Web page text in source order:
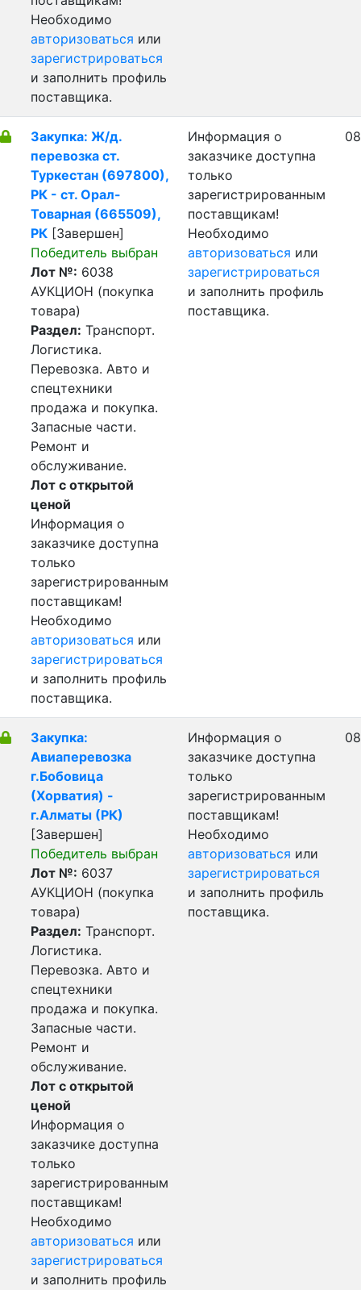
Необходимо
авторизоваться или
зарегистрироваться
и заполнить профиль
поставщика.
Закупка: Ж/д.
перевозка ст.
Туркестан (697800),
РК - ст. Орал-
Товарная (665509),
РК [Завершен]
Победитель выбран
Лот №: 6038
АУКЦИОН (покупка
товара)
Раздел: Транспорт.
Логистика.
Перевозка. Авто и
спецтехники
продажа и покупка.
Запасные части.
Ремонт и
обслуживание.
Лот с открытой
ценой
Информация о
заказчике доступна
только
зарегистрированным
поставщикам!
Необходимо
авторизоваться или
зарегистрироваться
и заполнить профиль
поставщика.
Информация о
заказчике доступна
только
зарегистрированным
поставщикам!
Необходимо
авторизоваться или
зарегистрироваться
и заполнить профиль
поставщика.
Закупка:
Авиаперевозка
г.Бобовица
(Хорватия) -
г.Алматы (РК)
[Завершен]
Победитель выбран
Лот №: 6037
АУКЦИОН (покупка
товара)
Раздел: Транспорт.
Логистика.
Перевозка. Авто и
спецтехники
продажа и покупка.
Запасные части.
Ремонт и
обслуживание.
Лот с открытой
ценой
Информация о
заказчике доступна
только
зарегистрированным
поставщикам!
Необходимо
авторизоваться или
зарегистрироваться
и заполнить профиль
Информация о
заказчике доступна
только
зарегистрированным
поставщикам!
Необходимо
авторизоваться или
зарегистрироваться
и заполнить профиль
поставщика.